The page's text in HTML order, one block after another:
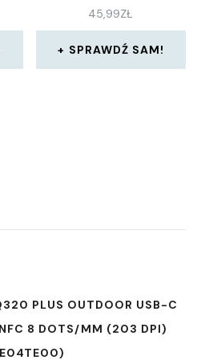
45,99ZŁ
SPRAWDŹ SAM!
PLUS OUTDOOR USB-C
8 DOTS/MM (203 DPI)